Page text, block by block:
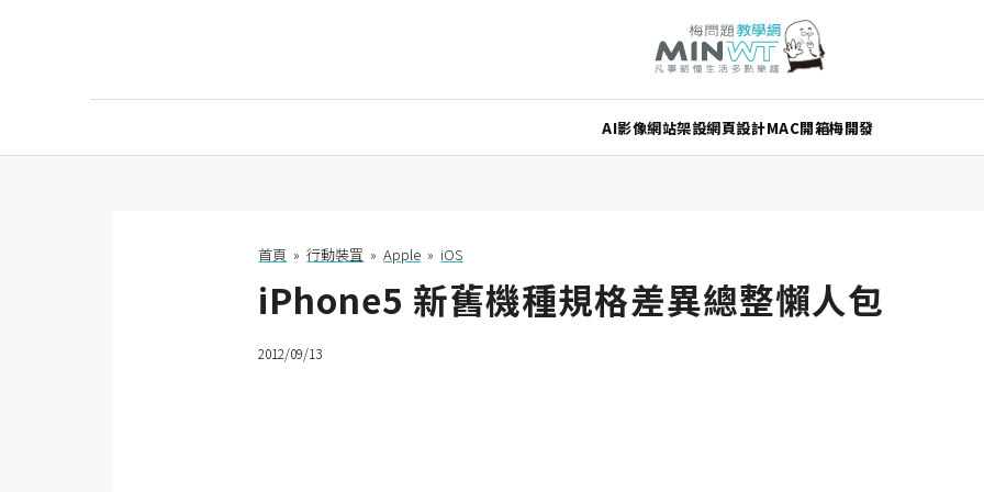
AI
AI影像網站架設網頁設計MAC開箱梅開發
首頁 » 行動裝罝 » Apple » iOS
iPhone5 新舊機種規格差異總整懶人包
2012/09/13